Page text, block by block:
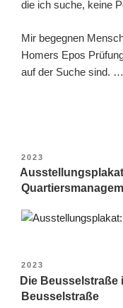
die ich suche, keine
Mir begegnen
Homers Epos
auf der Suche sind.
VERÖFFENTLICHT
AM
2023
VERÖFFENTLICHT
AM
2023
Die
Beusselstraße